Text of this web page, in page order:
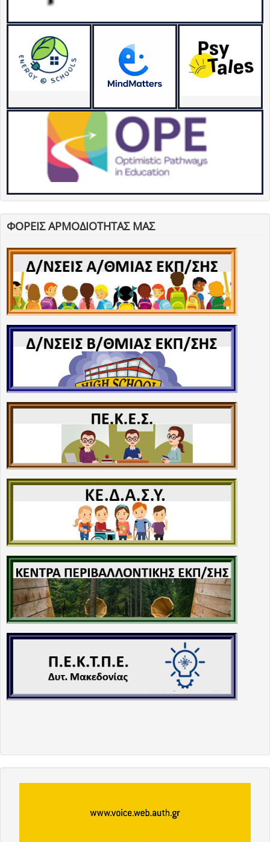
ΦΟΡΕΙΣ ΑΡΜΟΔΙΟΤΗΤΑΣ ΜΑΣ